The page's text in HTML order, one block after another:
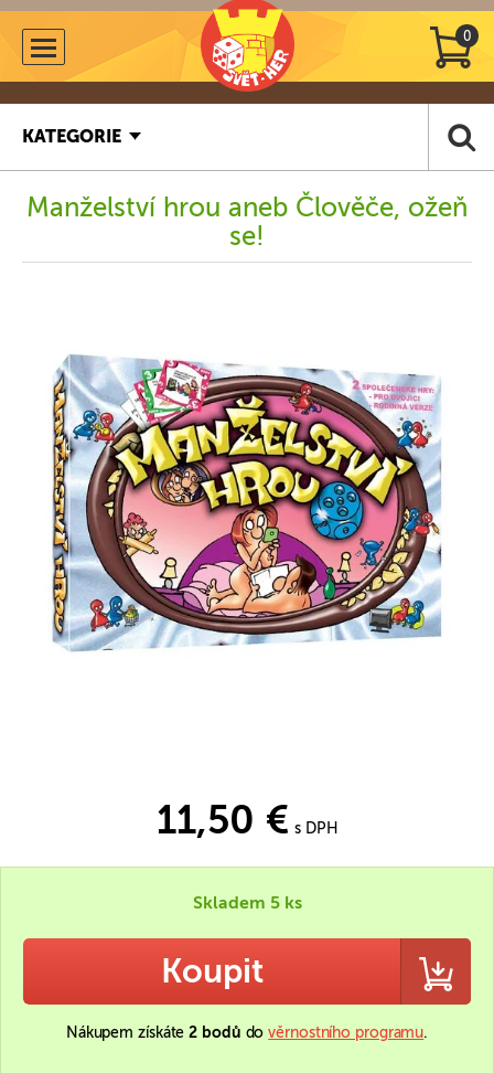
0
KATEGORIE
Manželství hrou aneb Člověče, ožeň
se!
11,50 € s DPH
Skladem 5 ks
Koupit
Nákupem získáte2 bodů dověrnostního programu.